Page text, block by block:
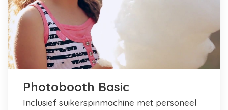
Photobooth Basic
inclusief suikerspinmachine met personeel